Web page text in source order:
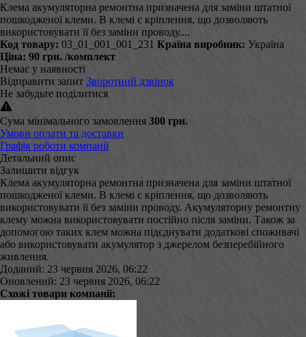
Клема акумуляторна ремонтна призначена для заміни штатної
пошкодженої клеми. В клемі є кріплення, що дозволяють
використовувати її без заміни проводу....
Код товару: 03_01_001_001_231 Країна виробник: Україна
Ціна: 90 грн. /комплект
Немає у наявності
Відправити запит Зворотний дзвінок
Не забудьте поділитися
Сума мінімального замовлення 300 грн.
Умови оплати та доставки
Графік роботи компанії
Детальний опис
Залишити відгук
Клема акумуляторна ремонтна призначена для заміни штатної
пошкодженої клеми. В клемі є кріплення, що дозволяють
використовувати її без заміни проводу. Акумуляторну ремонтну
клему можна використовувати постійно після заміни. Також за
допомогою таких клем можна підєднувати додаткові споживачі
або використовувати акумулятор з джерелом безперебійного
живлення.
Доданий: 23 червня 2026, 06:22
Оновлений: 23 червня 2026, 06:22
Схожі товари компанії: